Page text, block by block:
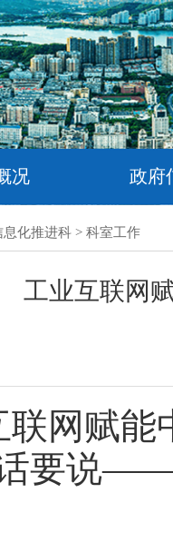
况 政府
息化推进科 > 科室工作
工业互联网
联网赋能
要说——